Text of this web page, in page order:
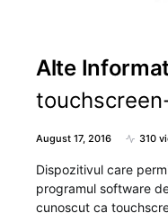
Alte
August 17, 2016 310
Dispozitivul care
programul software
cunoscut ca